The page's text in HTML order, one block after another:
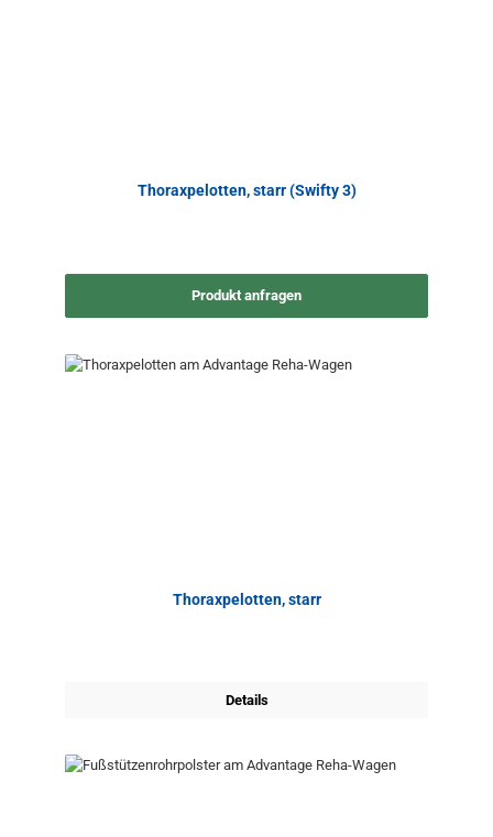
Thoraxpelotten, starr (Swifty 3)
Produkt anfragen
Thoraxpelotten, starr
Details